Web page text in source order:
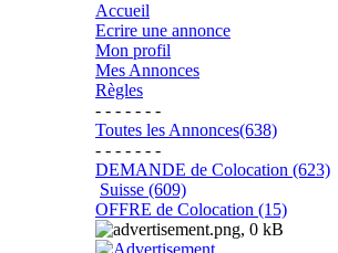
Accueil
Ecrire une annonce
Mon profil
Mes Annonces
Règles
- - - - - - -
Toutes les Annonces(638)
- - - - - - -
DEMANDE de Colocation (623)
Suisse (609)
OFFRE de Colocation (15)